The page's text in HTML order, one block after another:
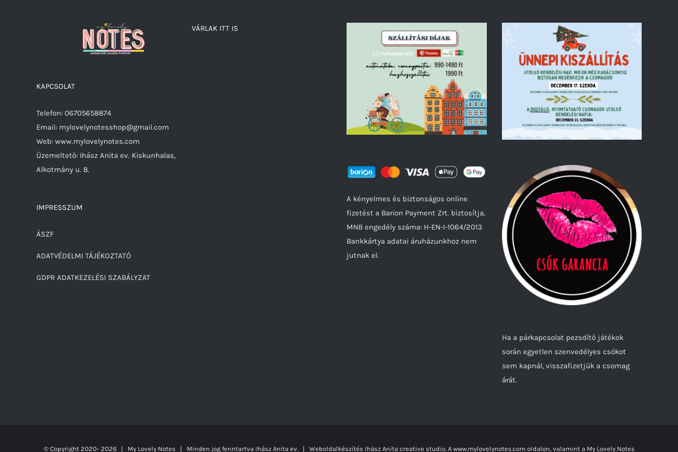
KAPCSOLAT
Telefon: 06705658874
Email: mylovelynotesshop@gmail.com
Web: www.mylovelynotes.com
Üzemeltető: Ihász Anita ev. Kiskunhalas,
Alkotmány u. 8.
IMPRESSZUM
ÁSZF
ADATVÉDELMI TÁJÉKOZTATÓ
GDPR ADATKEZELÉSI SZABÁLYZAT
VÁRLAK ITT IS
A kényelmes és biztonságos online
fizetést a Barion Payment Zrt. biztosítja,
MNB engedély száma: H-EN-I-1064/2013
Bankkártya adatai áruházunkhoz nem
jutnak el.
Ha a párkapcsolat pezsdítő játékok
során egyetlen szenvedélyes csókot
sem kapnál, visszafizetjük a csomag
árát.
© Copyright 2020- 2026 | My Lovely Notes | Minden jog fenntartva Ihász Anita ev. | Weboldalkészítés Ihász Anita creative studio.A www.mylovelynotes.com oldalon, valamint a My Lovely Notes